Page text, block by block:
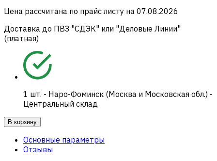
Цена рассчитана по прайс листу на 07.08.2026
Доставка до ПВЗ "СДЭК" или "Деловые Линии"
(платная)
1 шт. - Наро-Фоминск (Москва и Московская обл.) -
Центральный склад
В корзину
Основные параметры
Отзывы